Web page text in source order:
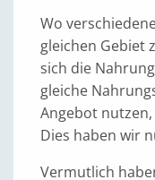
Wo
gleichen Gebiet
sich die
gleiche
Angebot
Dies haben wir
Vermutlich